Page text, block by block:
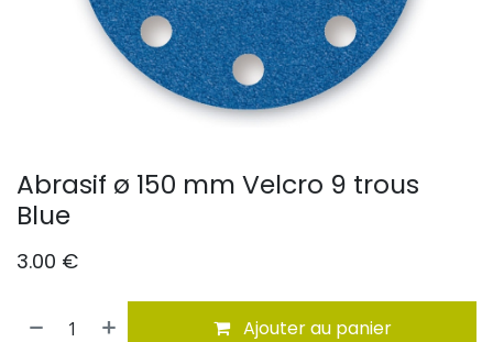
Abrasif ø 150 mm Velcro 9 trous
Blue
3.00 €
Ajouter au panier